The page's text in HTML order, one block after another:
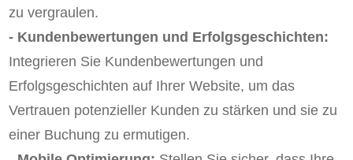
zu vergraulen.
- Kundenbewertungen und Erfolgsgeschichten:
Integrieren Sie Kundenbewertungen und
Erfolgsgeschichten auf Ihrer Website, um das
Vertrauen potenzieller Kunden zu stärken und sie zu
einer Buchung zu ermutigen.